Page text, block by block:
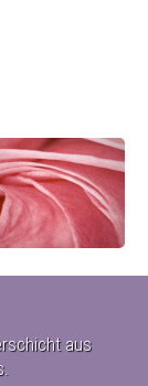
aus